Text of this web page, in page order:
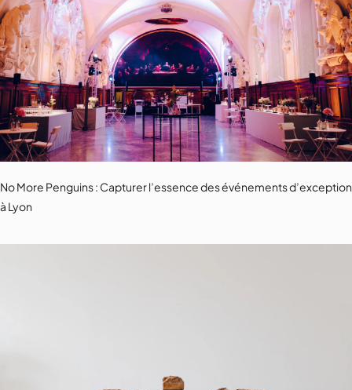
No More Penguins : Capturer l’essence des événements d’exception
à Lyon